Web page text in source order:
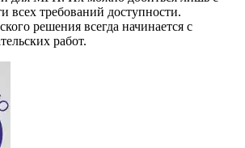
всех требований доступности.
решения всегда начинается с
работ.